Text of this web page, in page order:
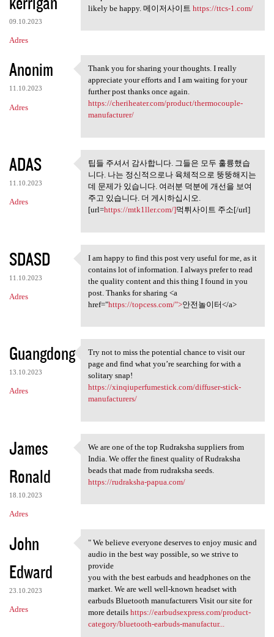
09.10.2023
Adres
likely be happy. 메이저사이트 https://ttcs-1.com/
Anonim
11.10.2023
Adres
Thank you for sharing your
Thank you for sharing your thoughts. I really
appreciate your efforts and I am waiting for your
further post thanks once again.
https://cheriheater.com/product/thermocouple-
manufacturer/
ADAS
11.10.2023
Adres
팁들 주셔서 감사합니다. 그들은
모두 훌륭했습니다.
팁들 주셔서 감사합니다. 그들은 모두 훌륭했습
니다. 나는 정신적으로나 육체적으로 뚱뚱해지는
데 문제가 있습니다. 여러분 덕분에 개선을 보여
주고 있습니다. 더 게시하십시오.
[url=https://mtk1ller.com/]먹튀사이트 주소[/url]
SDASD
11.10.2023
Adres
I am happy to find this post
I am happy to find this post very useful for me, as it
contains lot of information. I always prefer to read
the quality content and this thing I found in you
post. Thanks for sharing <a
href="https://topcess.com/">안전놀이터</a>
Guangdong
13.10.2023
Adres
Try not to miss the potential
Try not to miss the potential chance to visit our
page and find what you’re searching for with a
solitary snap!
https://xinqiuperfumestick.com/diffuser-stick-
manufacturers/
James
Ronald
18.10.2023
Adres
We are one of the top
We are one of the top Rudraksha suppliers from
India. We offer the finest quality of Rudraksha
beads that made from rudraksha seeds.
https://rudraksha-papua.com/
John
Edward
23.10.2023
Adres
" We believe everyone
" We believe everyone deserves to enjoy music and
audio in the best way possible, so we strive to
provide
you with the best earbuds and headphones on the
market. We are well well-known headset with
earbuds Bluetooth manufacturers Visit our site for
more details https://earbudsexpress.com/product-
category/bluetooth-earbuds-manufactur...